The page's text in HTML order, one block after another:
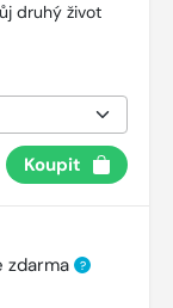
druhý život
Koupit
zdarma ?